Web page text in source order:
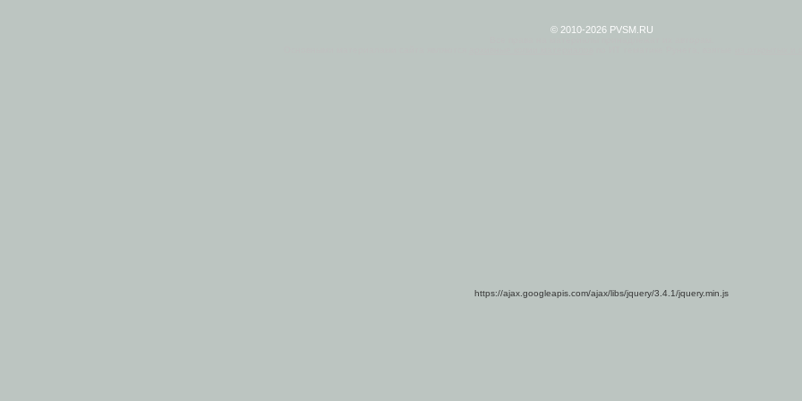
© 2010-2026 PVSM.RU
https://ajax.googleapis.com/ajax/libs/jquery/3.4.1/jquery.min.js